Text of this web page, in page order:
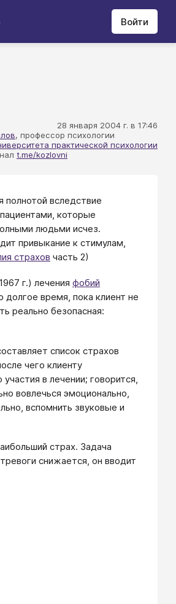
Войти
28 января 2004 г. в 17:46
, профессор психологии
практической психологии
t.me/kozlovni
полнотой вследствие
которые
людьми исчез.
привыкание к стимулам,
страхов часть 2)
г.) лечения фобий
время, пока клиент не
реально безопасная:
список страхов
чего клиенту
в лечении; говорится,
вовлечься эмоционально,
вспомнить звуковые и
страх. Задача
снижается, он вводит